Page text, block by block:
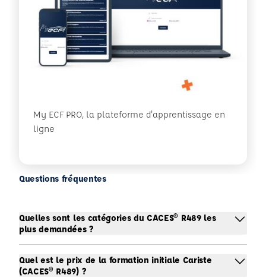
My ECF PRO, la plateforme d'apprentissage en
ligne
Questions fréquentes
Quelles sont les catégories du CACES® R489 les
plus demandées ?
Quel est le prix de la formation initiale Cariste
(CACES® R489) ?